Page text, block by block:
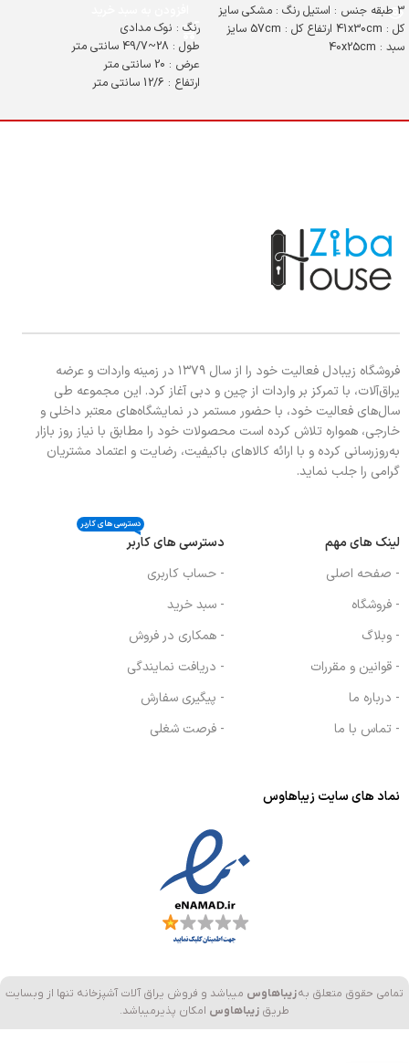
3 طبقه جنس : استیل رنگ : مشکی سایز
کل : 41x30cm ارتفاع کل : 57cm سایز
سبد : 40x25cm
رنگ : نوک مدادی
طول : 28~49/7 سانتی متر
عرض : 20 سانتی متر
ارتفاع : 12/6 سانتی متر
وارداتی
فروشگاه زیبادل فعالیت خود را از سال ۱۳۷۹ در زمینه واردات و عرضه
یراق‌آلات، با تمرکز بر واردات از چین و دبی آغاز کرد. این مجموعه طی
سال‌های فعالیت خود، با حضور مستمر در نمایشگاه‌های معتبر داخلی و
خارجی، همواره تلاش کرده است محصولات خود را مطابق با نیاز روز بازار
به‌روزرسانی کرده و با ارائه کالاهای باکیفیت، رضایت و اعتماد مشتریان
گرامی را جلب نماید.
لینک های مهم
- صفحه اصلی
- فروشگاه
- وبلاگ
- قوانین و مقررات
- درباره ما
- تماس با ما
دسترسی های کاربر
دسترسی های کاربر
- حساب کاربری
- سبد خرید
- همکاری در فروش
- دریافت نمایندگی
- پیگیری سفارش
- فرصت شغلی
نماد های سایت زیباهاوس
تمامی حقوق متعلق بهزیباهاوس میباشد و فروش یراق آلات آشپزخانه تنها از وبسایت
طریق زیباهاوس امکان پذیرمیباشد.